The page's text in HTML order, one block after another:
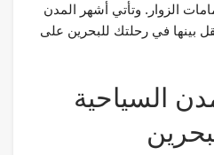
الزوار. وتأتي أشهر المدن
بينها في رحلتك للبحرين على
السياحية